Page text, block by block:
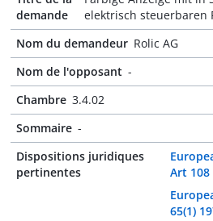
demande
elektrisch steuerbaren
Nom du demandeur Rolic AG
Nom de l'opposant -
Chambre 3.4.02
Sommaire -
Dispositions juridiques
pertinentes
Art 108
65(1)